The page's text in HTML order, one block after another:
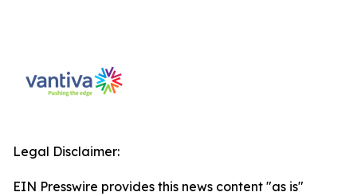
Legal Disclaimer:
EIN Presswire provides this news content "as is"